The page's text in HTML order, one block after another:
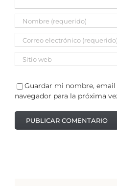
Guardar mi nombre,
navegador para la próxima